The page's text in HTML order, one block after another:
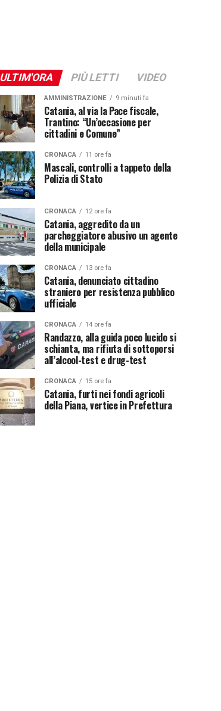
ULTIM'ORA PIÙ LETTI VIDEO
AMMINISTRAZIONE 9 minuti fa
Catania, al via la Pace fiscale,
Trantino: “Un’occasione per
cittadini e Comune”
CRONACA 11 ore fa
Mascali, controlli a tappeto della
Polizia di Stato
CRONACA 12 ore fa
Catania, aggredito da un
parcheggiatore abusivo un agente
della municipale
CRONACA 13 ore fa
Catania, denunciato cittadino
straniero per resistenza pubblico
ufficiale
CRONACA 14 ore fa
Randazzo, alla guida poco lucido si
schianta, ma rifiuta di sottoporsi
all’alcool-test e drug-test
CRONACA 15 ore fa
Catania, furti nei fondi agricoli
della Piana, vertice in Prefettura